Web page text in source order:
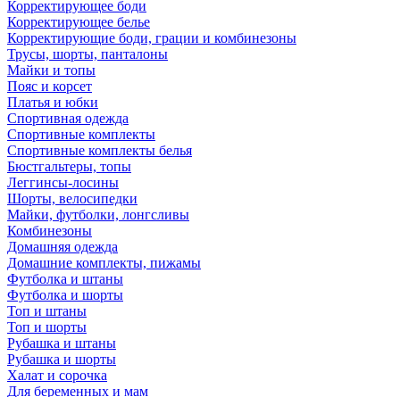
Корректирующее боди
Корректирующее белье
Корректирующие боди, грации и комбинезоны
Трусы, шорты, панталоны
Майки и топы
Пояс и корсет
Платья и юбки
Спортивная одежда
Спортивные комплекты
Спортивные комплекты белья
Бюстгальтеры, топы
Леггинсы-лосины
Шорты, велосипедки
Майки, футболки, лонгсливы
Комбинезоны
Домашняя одежда
Домашние комплекты, пижамы
Футболка и штаны
Футболка и шорты
Топ и штаны
Топ и шорты
Рубашка и штаны
Рубашка и шорты
Халат и сорочка
Для беременных и мам